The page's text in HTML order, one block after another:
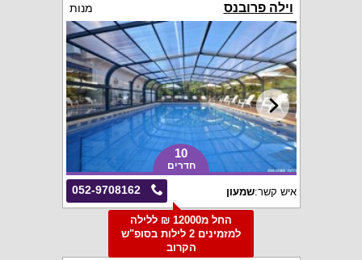
וילה פרובנס מנות
10
חדרים
052-9708162 איש קשר:שמעון
החל מ12000 ₪ ללילה
למזמינים 2 לילות בסופ"ש
הקרוב